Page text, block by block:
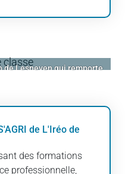
de Lesneven qui remporte
de L'Iréo de
des formations
professionnelle,